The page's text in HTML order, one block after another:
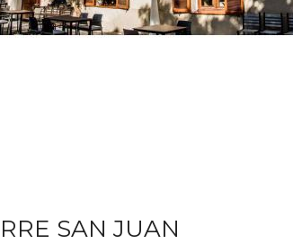
SAN JUAN